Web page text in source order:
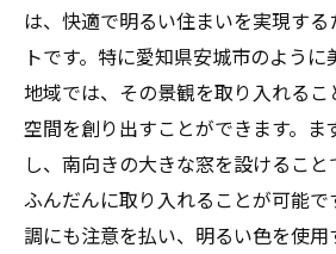
は、快適で明るい住まいを実現す
トです。特に愛知県安城市のよう
地域では、その景観を取り入れる
空間を創り出すことができます。ま
し、南向きの大きな窓を設けるこ
ふんだんに取り入れることが可能
調にも注意を払い、明るい色を使